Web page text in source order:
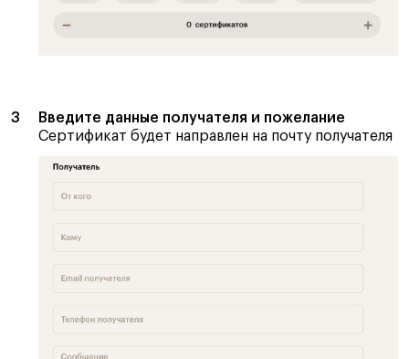
Введите данные получателя и пожелание
Сертификат будет направлен на почту получателя